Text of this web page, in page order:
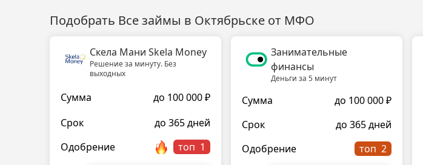
Подобрать Все займы в Октябрьске от МФО
Скела Мани Skela Money
Решение за минуту. Без
выходных
Сумма
до 100 000 ₽
Срок
до 365 дней
Одобрение
топ
Занимательные
финансы
Деньги за 5 минут
Сумма
до 100 000 ₽
Срок
до 365 дней
Одобрение
топ